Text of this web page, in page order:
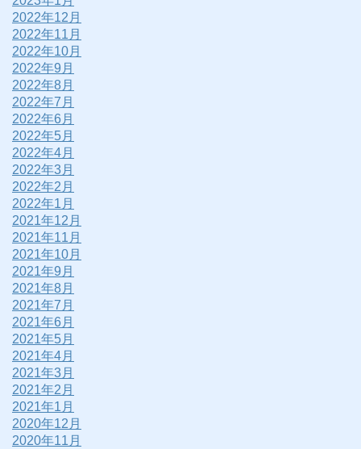
2022年12月
2022年11月
2022年10月
2022年9月
2022年8月
2022年7月
2022年6月
2022年5月
2022年4月
2022年3月
2022年2月
2022年1月
2021年12月
2021年11月
2021年10月
2021年9月
2021年8月
2021年7月
2021年6月
2021年5月
2021年4月
2021年3月
2021年2月
2021年1月
2020年12月
2020年11月